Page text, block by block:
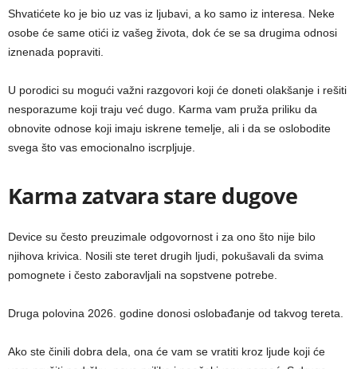
Shvatićete ko je bio uz vas iz ljubavi, a ko samo iz interesa. Neke
osobe će same otići iz vašeg života, dok će se sa drugima odnosi
iznenada popraviti.
U porodici su mogući važni razgovori koji će doneti olakšanje i rešiti
nesporazume koji traju već dugo. Karma vam pruža priliku da
obnovite odnose koji imaju iskrene temelje, ali i da se oslobodite
svega što vas emocionalno iscrpljuje.
Karma zatvara stare dugove
Device su često preuzimale odgovornost i za ono što nije bilo
njihova krivica. Nosili ste teret drugih ljudi, pokušavali da svima
pomognete i često zaboravljali na sopstvene potrebe.
Druga polovina 2026. godine donosi oslobađanje od takvog tereta.
Ako ste činili dobra dela, ona će vam se vratiti kroz ljude koji će